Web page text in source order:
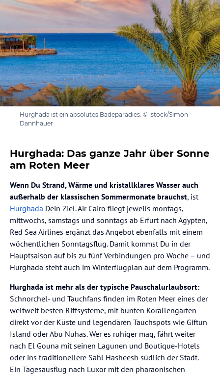
Hurghada ist ein absolutes Badeparadies. © istock/Simon
Dannhauer
Hurghada: Das ganze Jahr über Sonne
am Roten Meer
Wenn Du Strand, Wärme und kristallklares Wasser auch
außerhalb der klassischen Sommermonate brauchst, ist
Hurghada Dein Ziel. Air Cairo fliegt jeweils montags,
mittwochs, samstags und sonntags ab Erfurt nach Ägypten,
Red Sea Airlines ergänzt das Angebot ebenfalls mit einem
wöchentlichen Sonntagsflug. Damit kommst Du in der
Hauptsaison auf bis zu fünf Verbindungen pro Woche – und
Hurghada steht auch im Winterflugplan auf dem Programm.
Hurghada ist mehr als der typische Pauschalurlaubsort:
Schnorchel- und Tauchfans finden im Roten Meer eines der
weltweit besten Riffsysteme, mit bunten Korallengärten
direkt vor der Küste und legendären Tauchspots wie Giftun
Island oder Abu Nuhas. Wer es ruhiger mag, fährt weiter
nach El Gouna mit seinen Lagunen und Boutique-Hotels
oder ins traditionellere Sahl Hasheesh südlich der Stadt.
Ein Tagesausflug nach Luxor mit den pharaonischen